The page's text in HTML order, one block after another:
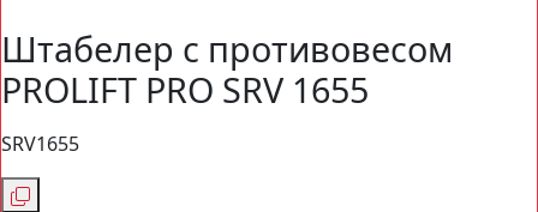
Штабелер с противовесом
PROLIFT PRO SRV 1655
SRV1655